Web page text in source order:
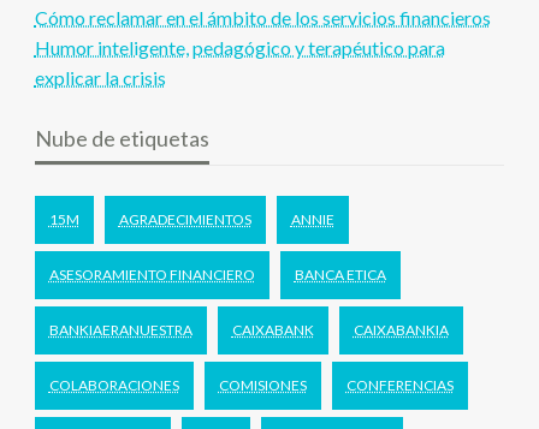
Cómo reclamar en el ámbito de los servicios financieros
Humor inteligente, pedagógico y terapéutico para
explicar la crisis
Nube de etiquetas
15M AGRADECIMIENTOS ANNIE
ASESORAMIENTO FINANCIERO BANCA ETICA
BANKIAERANUESTRA CAIXABANK CAIXABANKIA
COLABORACIONES COMISIONES CONFERENCIAS